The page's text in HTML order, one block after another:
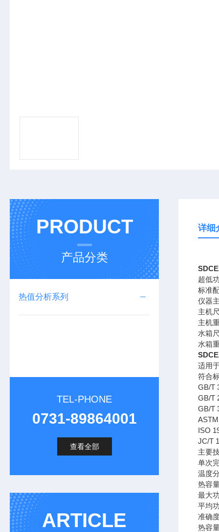
PRODUCT
产品分类
热值分析系列
TEL-PHONE
0731-89864001
查看全部
ARTICLE
详细
超低
标准
仪器
主机
主机
水箱
水箱
适用
符合
GB/T
GB/T
GB/T
ISO
JC/T
主要
单次
温度
热容
最大
平均
准确
热容